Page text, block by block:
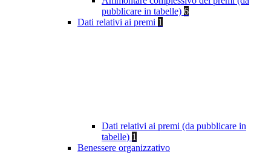
pubblicare in tabelle) 6
Dati relativi ai premi 1
Dati relativi ai premi (da pubblicare in
tabelle) 1
Benessere organizzativo